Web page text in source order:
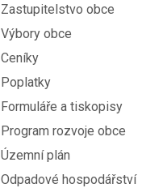
Zastupitelstvo obce
Výbory obce
Ceníky
Poplatky
Formuláře a tiskopisy
Program rozvoje obce
Územní plán
Odpadové hospodářství